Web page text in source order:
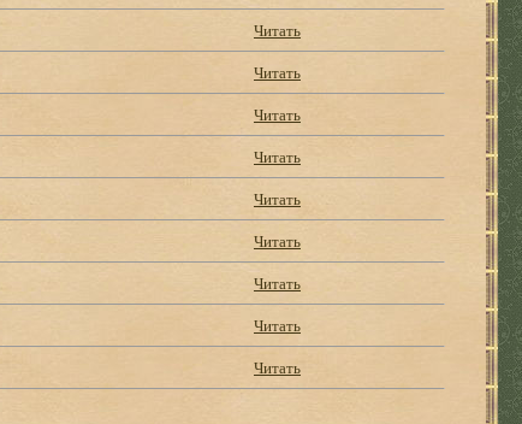
Читать
Читать
Читать
Читать
Читать
Читать
Читать
Читать
Читать